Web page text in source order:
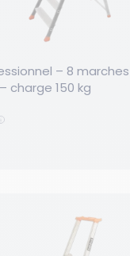
– 8
charge 150 kg